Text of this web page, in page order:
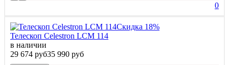
0
Скидка 18%
Телескоп Celestron LCM 114
в наличии
29 674 руб35 990 руб